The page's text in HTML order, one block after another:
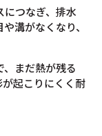
につなぎ、排水
溝がなくなり、
まだ熱が残る
起こりにくく耐